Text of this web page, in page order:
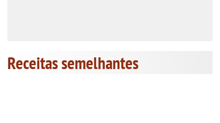
Receitas semelhantes